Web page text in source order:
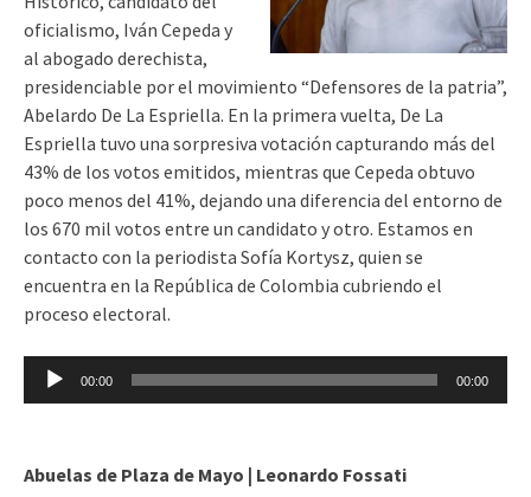
oficialismo, Iván Cepeda y
al abogado derechista,
presidenciable por el movimiento “Defensores de la patria”,
Abelardo De La Espriella. En la primera vuelta, De La
Espriella tuvo una sorpresiva votación capturando más del
43% de los votos emitidos, mientras que Cepeda obtuvo
poco menos del 41%, dejando una diferencia del entorno de
los 670 mil votos entre un candidato y otro. Estamos en
contacto con la periodista Sofía Kortysz, quien se
encuentra en la República de Colombia cubriendo el
proceso electoral.
Reproductor
00:00 00:00
Abuelas de Plaza de Mayo | Leonardo Fossati